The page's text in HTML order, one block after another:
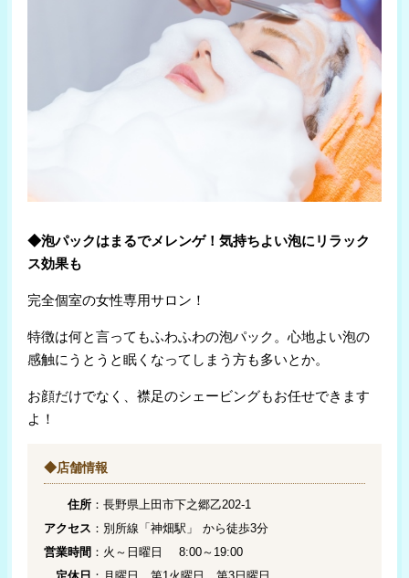
◆泡パックはまるでメレンゲ！気持ちよい泡にリラック
ス効果も
完全個室の女性専用サロン！
特徴は何と言ってもふわふわの泡パック。心地よい泡の
感触にうとうと眠くなってしまう方も多いとか。
お顔だけでなく、襟足のシェービングもお任せできます
よ！
◆店舗情報
住所 ：長野県上田市下之郷乙202-1
アクセス ：別所線「神畑駅」 から徒歩3分
営業時間 ：火～日曜日 8:00～19:00